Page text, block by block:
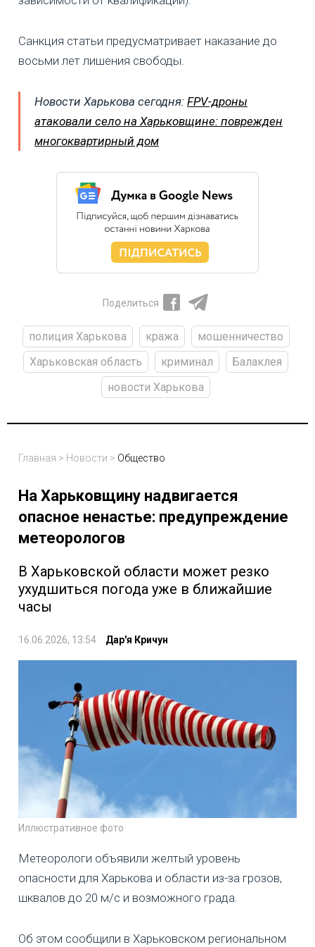
Санкция статьи предусматривает наказание до
восьми лет лишения свободы.
Новости Харькова сегодня: FPV-дроны
атаковали село на Харьковщине: поврежден
многоквартирный дом
Поделиться
полиция Харькова кража
мошенничество
Харьковская область
криминал
Балаклея
новости Харькова
Главная > Новости > Общество
На Харьковщину надвигается
опасное ненастье: предупреждение
метеорологов
В Харьковской области может резко
ухудшиться погода уже в ближайшие
часы
16.06.2026, 13:54 Дар'я Кричун
Иллюстративное фото
Метеорологи объявили желтый уровень
опасности для Харькова и области из-за грозов,
шквалов до 20 м/с и возможного града.
Об этом сообщили в Харьковском региональном